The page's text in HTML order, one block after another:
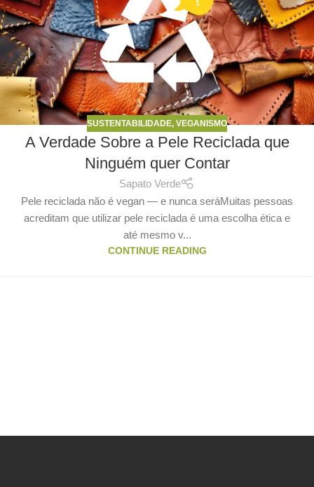
SUSTENTABILIDADE, VEGANISMO
A Verdade Sobre a Pele Reciclada que
Ninguém quer Contar
Sapato Verde
Pele reciclada não é vegan — e nunca seráMuitas pessoas
acreditam que utilizar pele reciclada é uma escolha ética e
até mesmo v...
CONTINUE READING